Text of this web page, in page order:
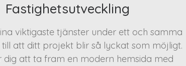
Fastighetsutveckling
viktigaste tjänster under ett och samma
att ditt projekt blir så lyckat som möjligt.
dig att ta fram en modern hemsida med